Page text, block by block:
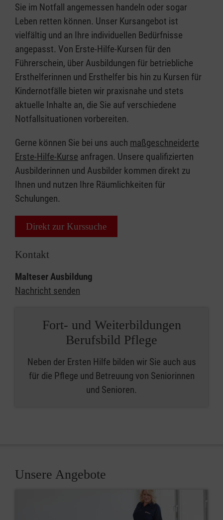
Sie im Notfall angemessen handeln oder sogar
Leben retten können. Unser Kursangebot ist
vielfältig und an Ihre individuellen Bedürfnisse
angepasst. Von Erste-Hilfe-Kursen für den
Führerschein, über Ausbildungen für betriebliche
Ersthelferinnen und Ersthelfer bis hin zu Kursen für
Kindernotfälle bieten wir praxisnahe und stets
aktuelle Inhalte an, die Sie auf verschiedene
Notfallsituationen vorbereiten.
Gerne können Sie bei uns auch maßgeschneiderte
Erste-Hilfe-Kurse anfragen. Unsere qualifizierten
Ausbilderinnen und Ausbilder kommen direkt zu
Ihnen und nutzen Ihre Räumlichkeiten für
Schulungen.
Direkt zur Kurssuche
Kontakt
Malteser Ausbildung
Nachricht senden
Fort- und Weiterbildungen
Berufsbild Pflege
Neben der Ersten Hilfe bilden wir Sie auch aus
für die Pflege und Betreuung von Seniorinnen
und Senioren.
Unsere Angebote